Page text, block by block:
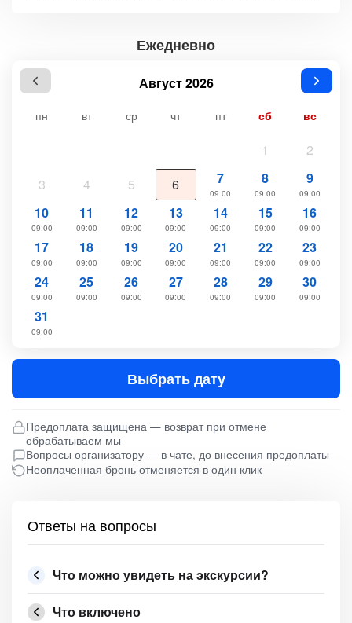
Ежедневно
Август 2026
пн вт ср чт пт сб вс
1
2
3
4 5 6 7
09:00
8
09:00
9
09:00
10
09:00
11
09:00
12
09:00
13
09:00
14
09:00
15
09:00
16
09:00
17
09:00
18
09:00
19
09:00
20
09:00
21
09:00
22
09:00
23
09:00
24
09:00
25
09:00
26
09:00
27
09:00
28
09:00
29
09:00
30
09:00
31
09:00
Выбрать дату
Предоплата защищена — возврат при отмене
обрабатываем мы
Вопросы организатору — в чате, до внесения предоплаты
Неоплаченная бронь отменяется в один клик
Ответы на вопросы
Что можно увидеть на экскурсии?
Что включено